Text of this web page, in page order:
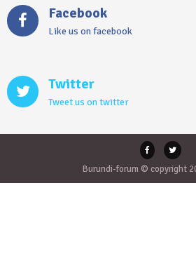
Facebook
Like us on facebook
Twitter
Tweet us on twitter
Burundi-forum © copyright